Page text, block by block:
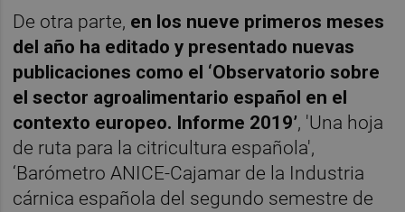
De otra parte, en los nueve primeros meses
del año ha editado y presentado nuevas
publicaciones como el ‘Observatorio sobre
el sector agroalimentario español en el
contexto europeo. Informe 2019’, 'Una hoja
de ruta para la citricultura española',
‘Barómetro ANICE-Cajamar de la Industria
cárnica española del segundo semestre de